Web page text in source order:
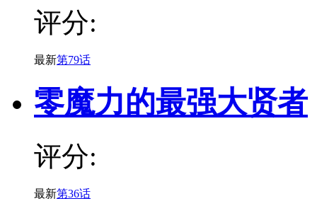
评分:
最新第79话
零魔力的最强大贤者
评分:
最新第36话